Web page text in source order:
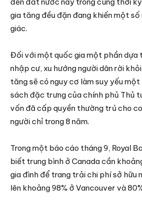
gia tăng đều đặn đang khiến một số
giác.
Đối với một quốc gia một phần dựa
nhập cư, xu hướng người dân rời
tăng sẽ có nguy cơ làm suy yếu
sách đặc trưng của chính phủ Thủ
vốn đã cấp quyền thường trú cho
người chỉ trong 8 năm.
Trong một báo cáo tháng 9, Royal
biết trung bình ở Canada cần
gia đình để trang trải chi phí sở hữu
lên khoảng 98% ở Vancouver và